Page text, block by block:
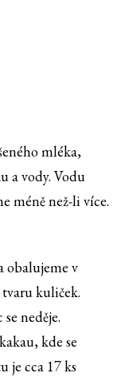
mléka,
a vody. Vodu
méně než-li více.
obalujeme v
kuliček.
neděje.
kde se
je cca 17 ks